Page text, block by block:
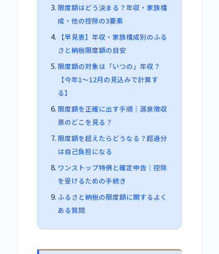
限度額はどう決まる？年収・家族構
成・他の控除の3要素
【早見表】年収・家族構成別のふる
さと納税限度額の目安
限度額の対象は「いつの」年収？
【今年1〜12月の見込みで計算す
る】
限度額を正確に出す手順｜源泉徴収
票のどこを見る？
限度額を超えたらどうなる？超過分
は自己負担になる
ワンストップ特例と確定申告｜控除
を受けるための手続き
ふるさと納税の限度額に関するよく
ある質問